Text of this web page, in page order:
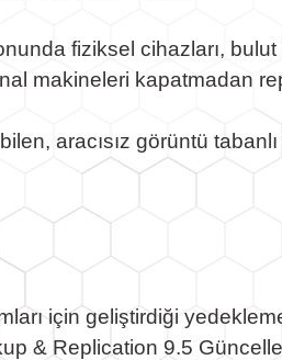
fiziksel cihazları,
makineleri kapatmadan
aracısız görüntü
için geliştirdiği
& Replication 9.5